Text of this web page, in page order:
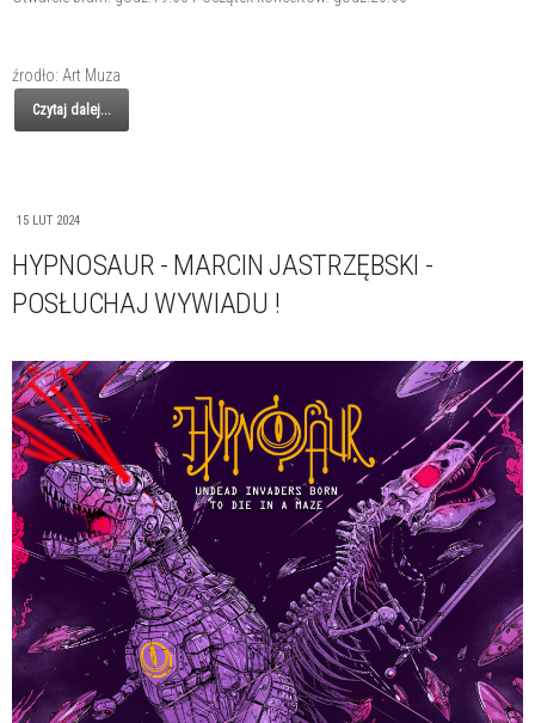
źrodło: Art Muza
Czytaj dalej...
15 LUT 2024
HYPNOSAUR - MARCIN JASTRZĘBSKI -
POSŁUCHAJ WYWIADU !